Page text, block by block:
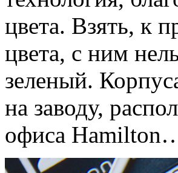
цвета. Взять, к
цвета, с ним
зеленый.
на заводу,
офиса